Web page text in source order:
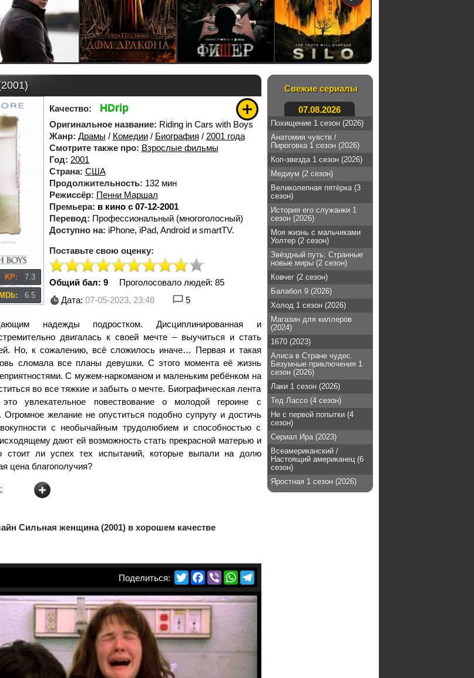
KP: 7.3
IMDb: 6.5
Качество: HDrip
Оригинальное название: Riding in Cars with Boys
Жанр: Драмы / Комедии/ Биография / 2001 года
Смотрите также про: Взрослые фильмы
Год: 2001
Страна: США
Продолжительность: 132 мин
Режиссёр: Пенни Маршал
Премьера: в кино с 07-12-2001
Перевод: Профессиональный (многоголосный)
Доступно на: iPhone, iPad, Android и smartTV.
Поставьте свою оценку:
Общий бал: 9 Проголосовало людей: 85
Дата: 07-05-2023, 23:48 5
надежды подростком. Дисциплинированная и
двигалась к своей мечте – выучиться и стать
Но, к сожалению, всё сложилось иначе… Первая и такая
сломала все планы девушки. С этого момента её жизнь
С мужем-наркоманом и маленьким ребёнком на
во все тяжкие и забыть о мечте. Биографическая лента
увлекательное повествование о молодой героине с
желание не опуститься подобно супругу и достичь
с необычайным трудолюбием и способностью с
дают ей возможность стать прекрасной матерью и
стоит ли успех тех испытаний, которые выпали на долю
цена благополучия?
Сильная женщина (2001) в хорошем качестве
TwitterFacebook
ViberWhatsApp
Telegram
Свежие сериалы
07.08.2026
Похищение 1 сезон (2026)
Анатомия чувств /
Пироговка 1 сезон (2026)
Коп-звезда 1 сезон (2026)
Медиум (2 сезон)
Великолепная пятёрка (3
сезон)
История его служанки 1
сезон (2026)
Моя жизнь с мальчиками
Уолтер (2 сезон)
Звёздный путь: Странные
новые миры (2 сезон)
Ковчег (2 сезон)
Балабол 9 (2026)
Холод 1 сезон (2026)
Магазин для киллеров
(2024)
1670 (2023)
Алиса в Стране чудес.
Безумные приключения 1
сезон (2026)
Лаки 1 сезон (2026)
Тед Лассо (4 сезон)
Не с первой попытки (4
сезон)
Сериал Ира (2023)
Всеамериканский /
Настоящий американец (6
сезон)
Яростная 1 сезон (2026)